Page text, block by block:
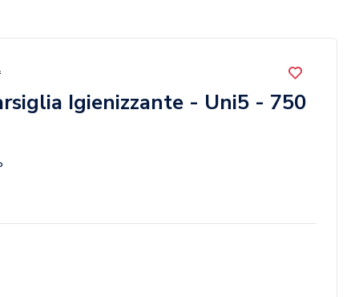
Igienizzante - Uni5 - 750